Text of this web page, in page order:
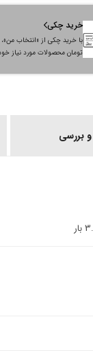
خرید چکی
تومان محصولات مورد نیاز
بررسی